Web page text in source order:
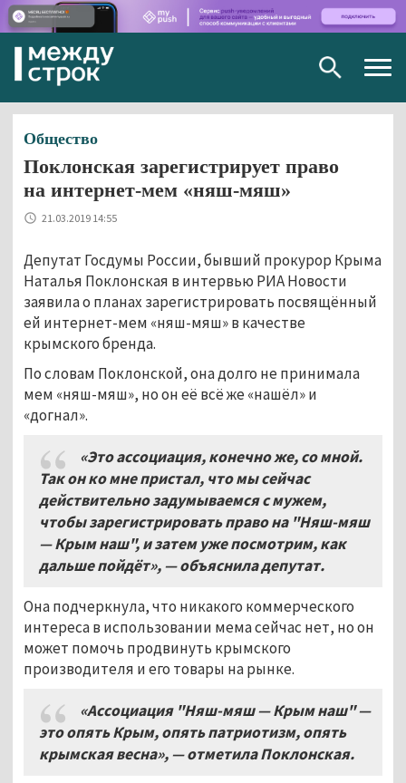
Общество
Поклонская зарегистрирует право
на интернет-мем «няш-мяш»
21.03.2019 14:55
Депутат Госдумы России, бывший прокурор Крыма
Наталья Поклонская в интервью РИА Новости
заявила о планах зарегистрировать посвящённый
ей интернет-мем «няш-мяш» в качестве
крымского бренда.
По словам Поклонской, она долго не принимала
мем «няш-мяш», но он её всё же «нашёл» и
«догнал».
«Это ассоциация, конечно же,со мной.
Так он ко мне пристал, что мы сейчас
действительно задумываемся с мужем,
чтобы зарегистрировать право на "Няш-мяш
— Крым наш", и затем уже посмотрим, как
дальше пойдёт», — объяснила депутат.
Она подчеркнула, что никакого коммерческого
интереса в использовании мема сейчас нет, но он
может помочь продвинуть крымского
производителя и его товары на рынке.
«Ассоциация "Няш-мяш — Крым наш" —
это опять Крым,опять патриотизм,опять
крымская весна», —отметила Поклонская.